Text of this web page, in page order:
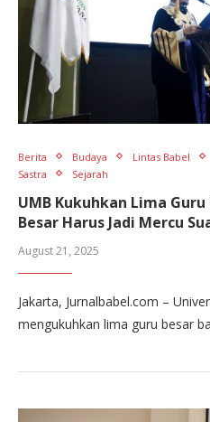
Berita Budaya Lintas Babel
Sastra
Sejarah
UMB Kukuhkan Lima
Besar Harus Jadi Mercu
August 21, 2025
Jakarta, Jurnalbabel.com –
mengukuhkan lima guru besar